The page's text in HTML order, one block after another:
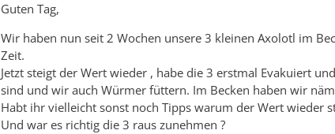
Guten Tag,
Wir haben nun seit 2 Wochen unsere 3 kleinen Axolotl im
Zeit.
Jetzt steigt der Wert wieder , habe die 3 erstmal Evakuiert
sind und wir auch Würmer füttern. Im Becken haben wir
Habt ihr vielleicht sonst noch Tipps warum der Wert wieder
Und war es richtig die 3 raus zunehmen ?